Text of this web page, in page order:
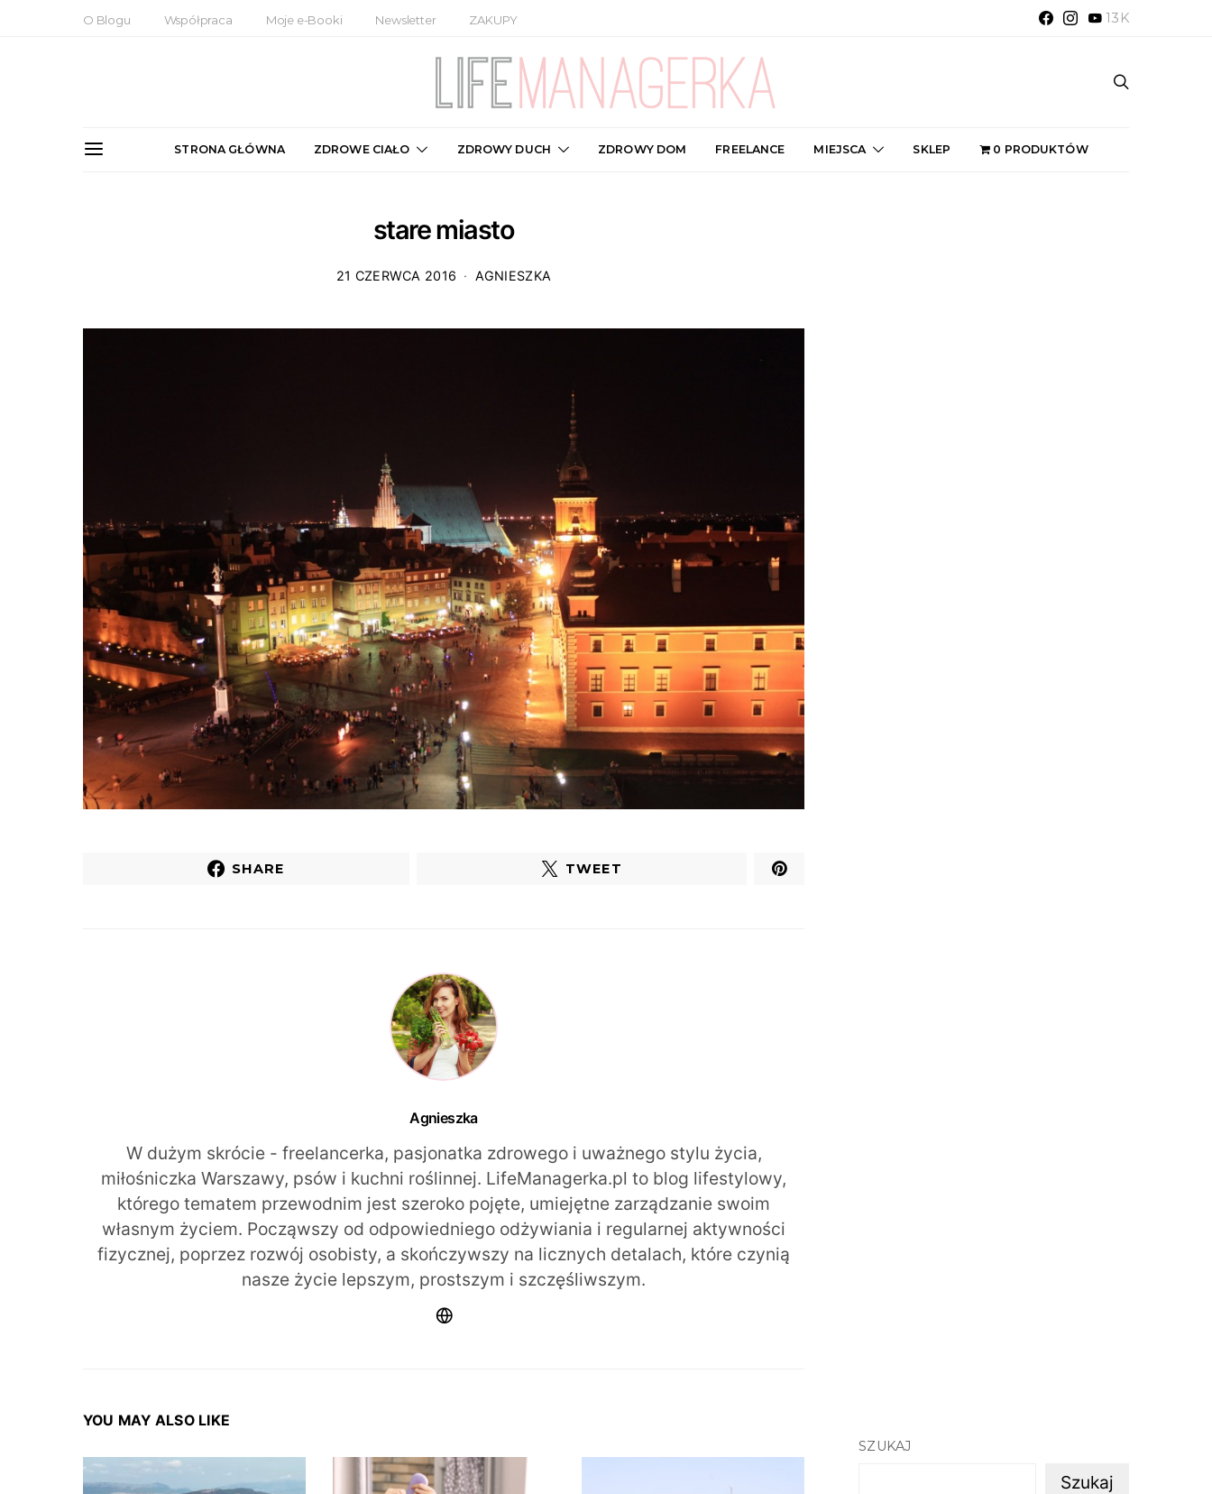
O Blogu Współpraca Moje e-Booki Newsletter ZAKUPY 13K
STRONA GŁÓWNA ZDROWE CIAŁO ZDROWY DUCH ZDROWY DOM FREELANCE MIEJSCA SKLEP 0 PRODUKTÓW
stare miasto
21 CZERWCA 2016 AGNIESZKA
SHARE TWEET
Agnieszka
W dużym skrócie - freelancerka, pasjonatka zdrowego i uważnego stylu życia,
miłośniczka Warszawy, psów i kuchni roślinnej. LifeManagerka.pl to blog lifestylowy,
którego tematem przewodnim jest szeroko pojęte, umiejętne zarządzanie swoim
własnym życiem. Począwszy od odpowiedniego odżywiania i regularnej aktywności
fizycznej, poprzez rozwój osobisty, a skończywszy na licznych detalach, które czynią
nasze życie lepszym, prostszym i szczęśliwszym.
YOU MAY ALSO LIKE
SZUKAJ
Szukaj